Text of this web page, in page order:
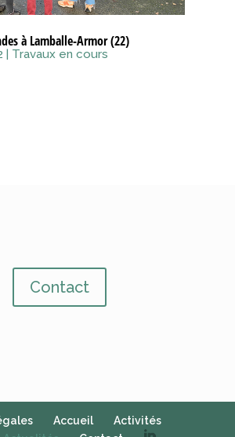
à Lamballe-Armor (22)
Travaux en cours
Contact
Accueil
Activités